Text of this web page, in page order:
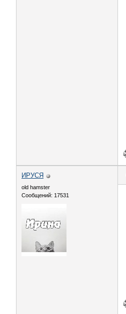
ИРУСЯ
old hamster
Сообщений: 17531